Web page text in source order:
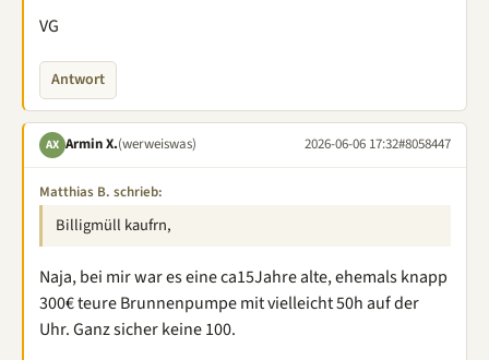
VG
Antwort
AX Armin X.(werweiswas) 2026-06-06 17:32#8058447
Matthias B. schrieb:
Billigmüll kaufrn,
Naja, bei mir war es eine ca15Jahre alte, ehemals knapp
300€ teure Brunnenpumpe mit vielleicht 50h auf der
Uhr. Ganz sicher keine 100.